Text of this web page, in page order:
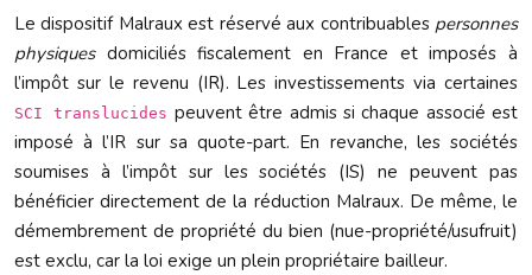
Le dispositif Malraux est réservé aux contribuables personnes
physiquesdomiciliés fiscalement en France et imposés à
l’impôt sur le revenu (IR). Les investissements via certaines
SCI translucides peuvent être admis si chaque associé est
imposé à l’IR sur sa quote-part. En revanche, les sociétés
soumises à l’impôt sur les sociétés (IS) ne peuvent pas
bénéficier directement de la réduction Malraux. De même, le
démembrement de propriété du bien (nue-propriété/usufruit)
est exclu, car la loi exige un plein propriétaire bailleur.